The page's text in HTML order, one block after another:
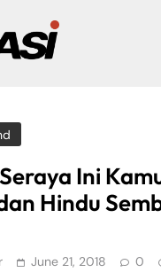
Ini
Hindu
June 21, 2018 0